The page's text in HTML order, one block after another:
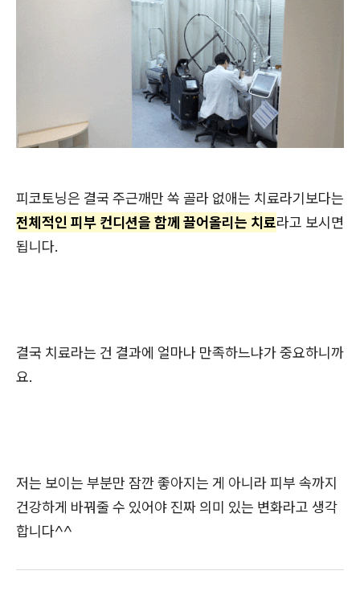
피코토닝은 결국 주근깨만 쏙 골라 없애는 치료라기보다는
전체적인 피부 컨디션을 함께 끌어올리는 치료라고 보시면
됩니다.
결국 치료라는 건 결과에 얼마나 만족하느냐가 중요하니까
요.
저는 보이는 부분만 잠깐 좋아지는 게 아니라 피부 속까지
건강하게 바꿔줄 수 있어야 진짜 의미 있는 변화라고 생각
합니다^^